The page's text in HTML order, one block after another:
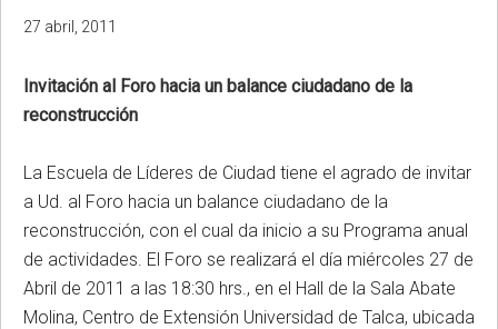
27 abril, 2011
Invitación al Foro hacia un balance ciudadano de la
reconstrucción
La Escuela de Líderes de Ciudad tiene el agrado de invitar
a Ud. al Foro hacia un balance ciudadano de la
reconstrucción, con el cual da inicio a su Programa anual
de actividades. El Foro se realizará el día miércoles 27 de
Abril de 2011 a las 18:30 hrs., en el Hall de la Sala Abate
Molina, Centro de Extensión Universidad de Talca, ubicada